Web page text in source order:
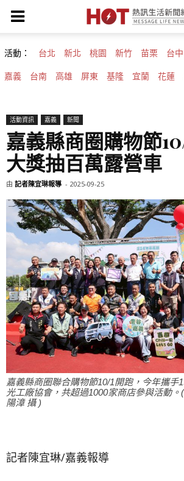
活動： 台北 新北 桃園 新竹 苗栗 台中
嘉義 台南 高雄 屏東 基隆 宜蘭 花蓮
活動資訊 嘉義 新聞
嘉義縣商圈購物節
大獎抽百萬露營車
由 記者陳宜琳報導 - 2025-09-25
嘉義縣商圈聯合購物節10/1開跑，今年攜手
光工廠協會，共超過1000家商店參與活動
陽漳 攝 )
記者陳宜琳/嘉義報導